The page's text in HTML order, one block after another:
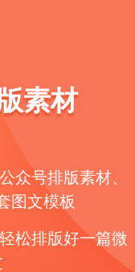
素材
众号排版素材、
图文模板
松排版好一篇微